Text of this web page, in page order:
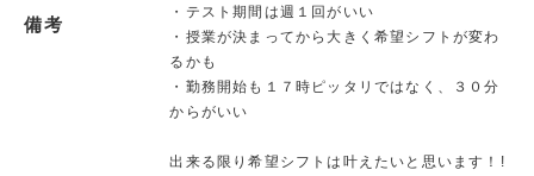
備考
・テスト期間は週１回がいい
・授業が決まってから大きく希望シフトが変わ
るかも
・勤務開始も１７時ピッタリではなく、３０分
からがいい
出来る限り希望シフトは叶えたいと思います！!